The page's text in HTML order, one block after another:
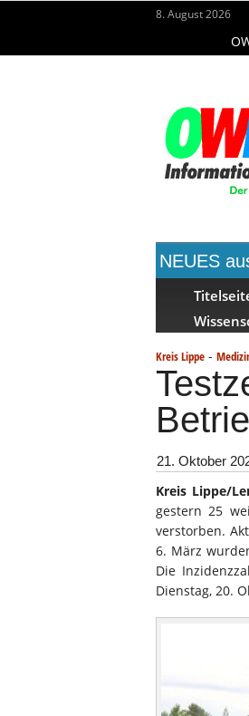
8. August 2026
NEUES
Kreis Lippe -
21. Oktober
Kreis Lippe/
gestern 25
verstorben.
6. März
Die
Dienstag, 20.